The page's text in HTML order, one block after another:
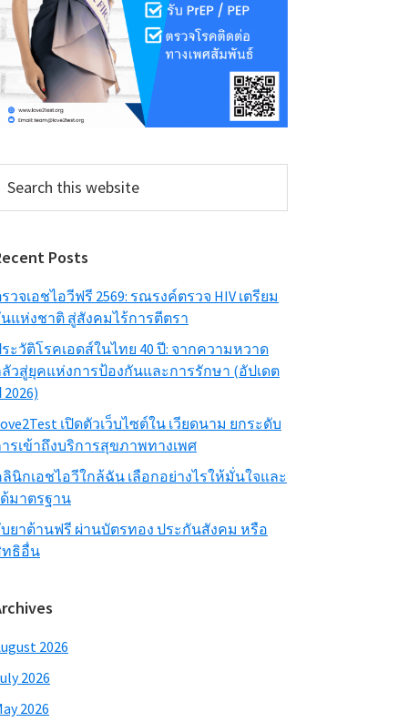
this
Posts
วจเอชไอวีฟรี 2569: รณรงค์ตรวจ HIV เตรียม
แห่งชาติ สู่สังคมไร้การตีตรา
ะวัติโรคเอดส์ในไทย 40 ปี: จากความหวาด
วสู่ยุคแห่งการป้องกันและการรักษา (อัปเดต
2026)
เปิดตัวเว็บไซต์ใน เวียดนาม ยกระดับ
รเข้าถึงบริการสุขภาพทางเพศ
นิกเอชไอวีใกล้ฉัน เลือกอย่างไรให้มั่นใจและ
มาตรฐาน
ยาต้านฟรี ผ่านบัตรทอง ประกันสังคม หรือ
ธิอื่น
2026
2026
2026